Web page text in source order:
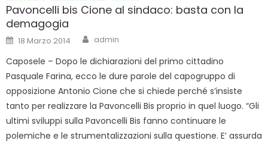
Pavoncelli bis Cione al sindaco: basta con la
demagogia
Posted
on
18 Marzo 2014 Author
admin
Caposele – Dopo le dichiarazioni del primo cittadino
Pasquale Farina, ecco le dure parole del capogruppo di
opposizione Antonio Cione che si chiede perché s’insiste
tanto per realizzare la Pavoncelli Bis proprio in quel luogo. “Gli
ultimi sviluppi sulla Pavoncelli Bis fanno continuare le
polemiche e le strumentalizzazioni sulla questione. E’ assurda